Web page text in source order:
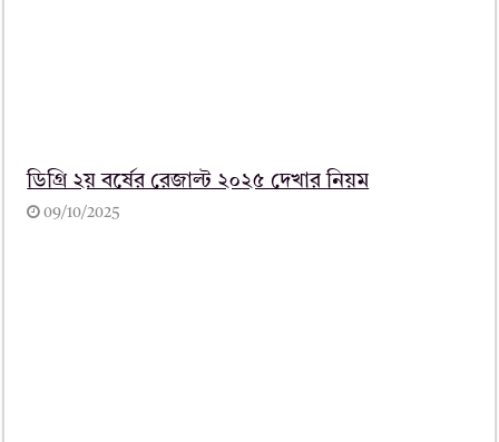
ডিগ্রি ২য় বর্ষের রেজাল্ট ২০২৫ দেখার নিয়ম
09/10/2025